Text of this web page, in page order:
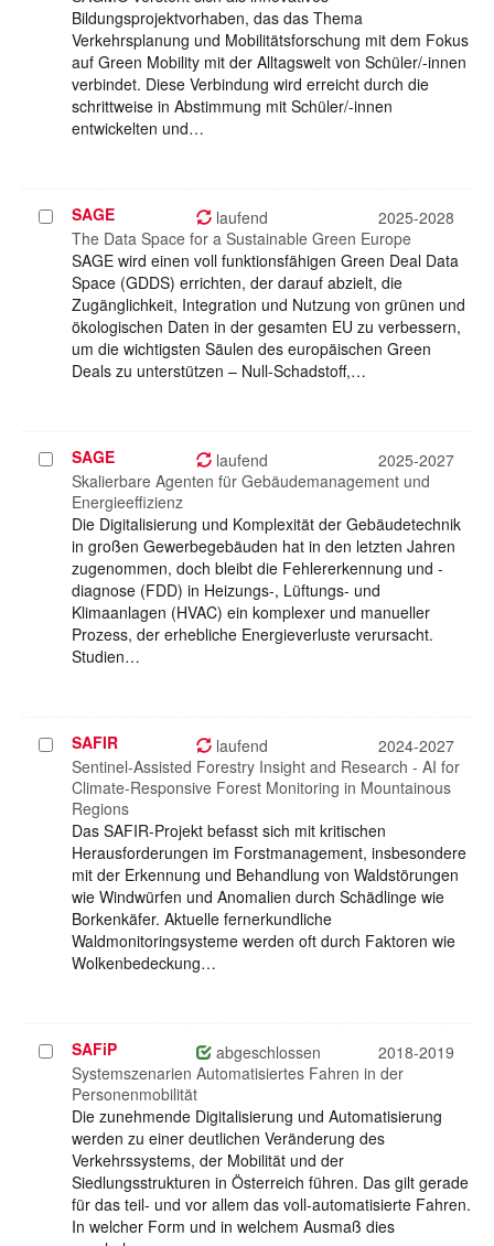
Bildungsprojektvorhaben, das das Thema
Verkehrsplanung und Mobilitätsforschung mit dem Fokus
auf Green Mobility mit der Alltagswelt von Schüler/-innen
verbindet. Diese Verbindung wird erreicht durch die
schrittweise in Abstimmung mit Schüler/-innen
entwickelten und…
Projekt
auswählen
SAGE laufend
2025-2028
The Data Space for a Sustainable Green Europe
SAGE wird einen voll funktionsfähigen Green Deal Data
Space (GDDS) errichten, der darauf abzielt, die
Zugänglichkeit, Integration und Nutzung von grünen und
ökologischen Daten in der gesamten EU zu verbessern,
um die wichtigsten Säulen des europäischen Green
Deals zu unterstützen – Null-Schadstoff,…
Projekt
auswählen
SAGE laufend
2025-2027
Skalierbare Agenten für Gebäudemanagement und
Energieeffizienz
Die Digitalisierung und Komplexität der Gebäudetechnik
in großen Gewerbegebäuden hat in den letzten Jahren
zugenommen, doch bleibt die Fehlererkennung und -
diagnose (FDD) in Heizungs-, Lüftungs- und
Klimaanlagen (HVAC) ein komplexer und manueller
Prozess, der erhebliche Energieverluste verursacht.
Studien…
Projekt
auswählen
SAFIR laufend
2024-2027
Sentinel-Assisted Forestry Insight and Research - AI for
Climate-Responsive Forest Monitoring in Mountainous
Regions
Das SAFIR-Projekt befasst sich mit kritischen
Herausforderungen im Forstmanagement, insbesondere
mit der Erkennung und Behandlung von Waldstörungen
wie Windwürfen und Anomalien durch Schädlinge wie
Borkenkäfer. Aktuelle fernerkundliche
Waldmonitoringsysteme werden oft durch Faktoren wie
Wolkenbedeckung…
Projekt
auswählen
SAFiP abgeschlossen
2018-2019
Systemszenarien Automatisiertes Fahren in der
Personenmobilität
Die zunehmende Digitalisierung und Automatisierung
werden zu einer deutlichen Veränderung des
Verkehrssystems, der Mobilität und der
Siedlungsstrukturen in Österreich führen. Das gilt gerade
für das teil- und vor allem das voll-automatisierte Fahren.
In welcher Form und in welchem Ausmaß dies